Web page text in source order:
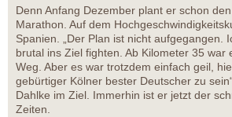
Denn Anfang Dezember plant er schon
Marathon. Auf dem
Spanien. „Der Plan ist nicht aufgegangen.
brutal ins Ziel fighten. Ab Kilometer 35 war
Weg. Aber es war trotzdem einfach geil,
gebürtiger Kölner bester Deutscher zu
Dahlke im Ziel. Immerhin ist er jetzt der
Zeiten.